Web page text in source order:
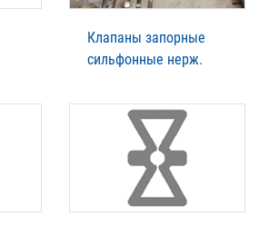
Клапаны запорные
сильфонные нерж.